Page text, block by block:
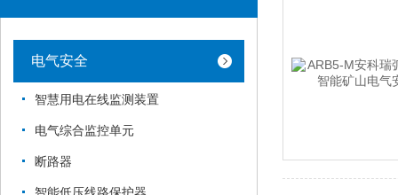
电气安全
智慧用电在线监测装置
电气综合监控单元
断路器